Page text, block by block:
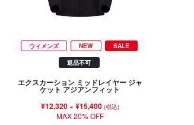
ウィメンズ NEW SALE
返品不可
エクスカーション ミッドレイヤー ジャ
ケット アジアンフィット
¥12,320~ ¥15,400 (税込)
MAX 20% OFF